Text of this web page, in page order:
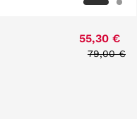
55,30 €
Price
79,00 €